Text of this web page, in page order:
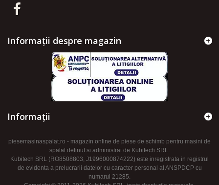
Informații despre magazin
Informaţii
piesemasinaspalat.ro - magazin online de piese de schimb pentru masini de
spalat detinut si administrat de Kubitech SRL.
Kubitech SRL (RO8508803, J1996000874222) este inregistrata in registrul
de evidenta a prelucrarii datelor cu caracter personal al ANSPDCP cu
numarul 21285.